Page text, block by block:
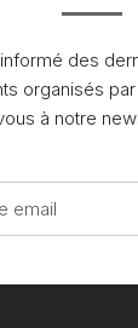
des
organisés
à notre